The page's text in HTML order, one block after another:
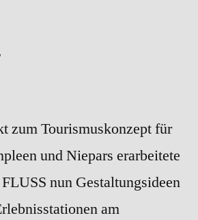
zum Tourismuskonzept für
und Niepars erarbeitete
nun Gestaltungsideen
am